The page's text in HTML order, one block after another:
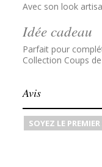
Avec son look
Idée cadeau
Parfait pour
Collection Coups
Avis
SOYEZ LE